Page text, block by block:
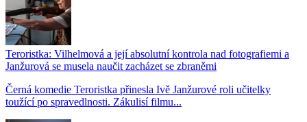
Teroristka: Vilhelmová a její absolutní kontrola nad fotografiemi a
Janžurová se musela naučit zacházet se zbraněmi
Černá komedie Teroristka přinesla Ivě Janžurové roli učitelky
toužící po spravedlnosti. Zákulisí filmu...